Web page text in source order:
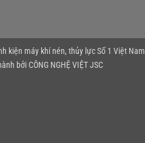
kiện máy khí nén, thủy lực Số 1 Việt Nam
bởi CÔNG NGHỆ VIỆT JSC